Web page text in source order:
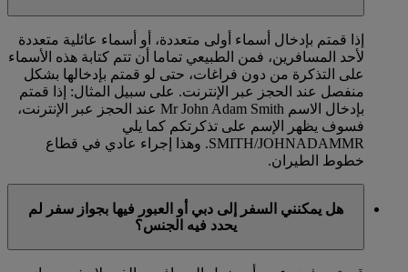
إذا قمتم بإدخال أسماء أولى متعددة، أو أسماء عائلية متعددة
لأحد المسافرين، فمن الطبيعي تماما أن تتم كتابة هذه الأسماء
على التذكرة من دون فراغات، حتى لو قمتم بإدخالها بشكل
منفصل عند الحجز عبر الإنترنت. على سبيل المثال: إذا قمتم
بإدخال الاسم Mr John Adam Smith عند الحجز عبر الإنترنت،
فسوف يظهر الإسم على تذكرتكم كما يلي
SMITH/JOHNADAMMR. وهذا إجراء عادي في قطاع
خطوط الطيران.
هل يمكنني السفر إلى دبي أو العبور فيها بجواز سفر لم
يحدد فيه الجنس؟